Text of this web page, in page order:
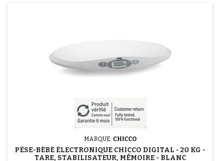
MARQUE: CHICCO
PÈSE-BÉBÉ ÉLECTRONIQUE CHICCO DIGITAL - 20 KG -
TARE, STABILISATEUR, MÉMOIRE - BLANC